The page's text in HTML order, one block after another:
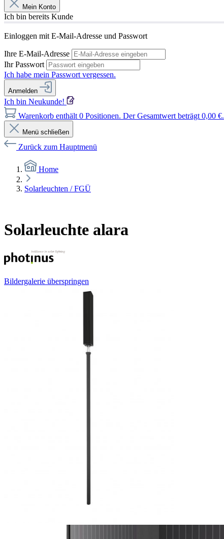
Mein Konto
Ich bin bereits Kunde
Einloggen mit E-Mail-Adresse und Passwort
Ihre E-Mail-Adresse
Ihr Passwort
Ich habe mein Passwort vergessen.
Anmelden
Ich bin Neukunde!
Warenkorb enthält 0 Positionen. Der Gesamtwert beträgt 0,00 €.
Menü schließen
Zurück zum Hauptmenü
Home
Solarleuchten / FGÜ
Solarleuchte alara
Bildergalerie überspringen